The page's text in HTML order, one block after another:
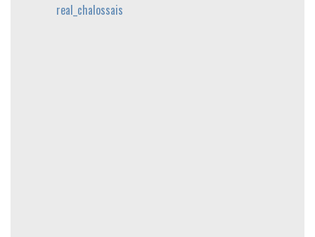
real_chalossais